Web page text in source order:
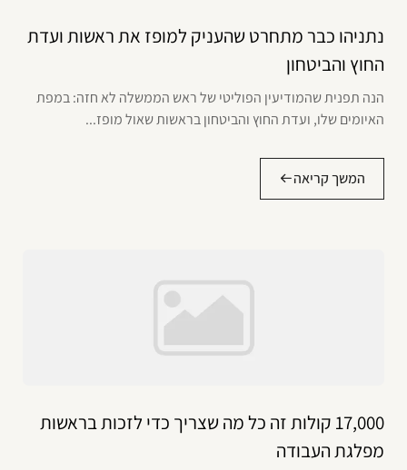
נתניהו כבר מתחרט שהעניק למופז את ראשות ועדת
החוץ והביטחון
הנה תפנית שהמודיעין הפוליטי של ראש הממשלה לא חזה: במפת
האיומים שלו, ועדת החוץ והביטחון בראשות שאול מופז...
המשך קריאה
17,000 קולות זה כל מה שצריך כדי לזכות בראשות
מפלגת העבודה